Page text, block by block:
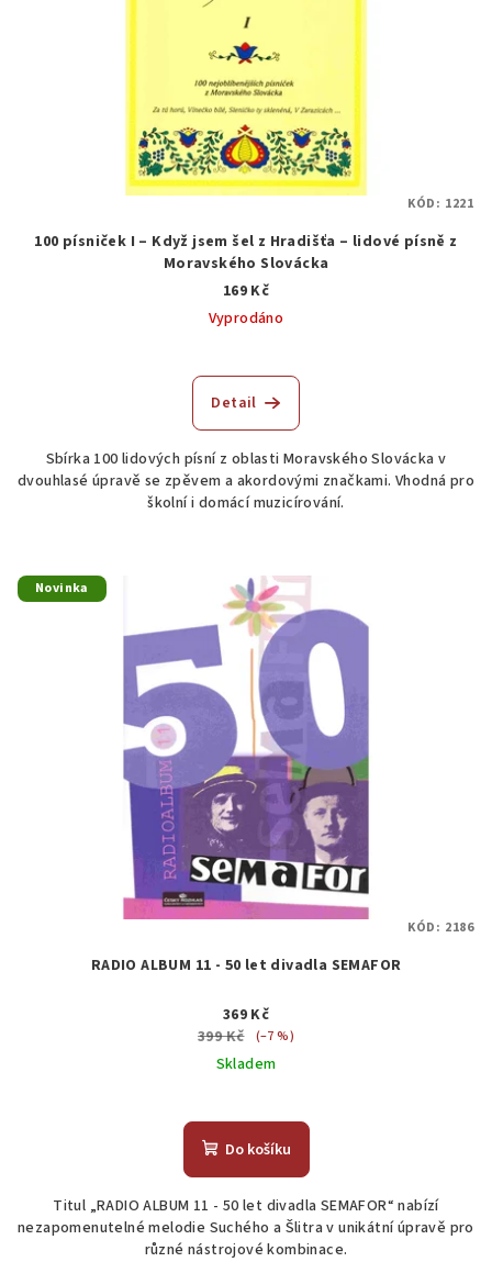
100 písniček I – Když jsem šel z Hradišťa – lidové písně z
Moravského Slovácka
169 Kč
Vyprodáno
hodnocení
produktu
z
5
hvězdiček.
Detail
Sbírka 100 lidových písní z oblasti Moravského Slovácka v
dvouhlasé úpravě se zpěvem a akordovými značkami. Vhodná pro
školní i domácí muzicírování.
KÓD: 1221
Novinka
RADIO ALBUM 11 - 50 let divadla SEMAFOR
369 Kč
399 Kč
(–7 %)
Skladem
Do košíku
Titul „RADIO ALBUM 11 - 50 let divadla SEMAFOR“ nabízí
nezapomenutelné melodie Suchého a Šlitra v unikátní úpravě pro
různé nástrojové kombinace.
KÓD: 2186